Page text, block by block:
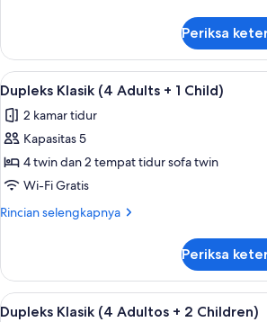
1
Child)
Dupleks
Klasik
(3
Adults
+
Periksa
Lihat
semua
foto
untuk
Dupleks
Klasik
(4
1
Child)
9
Dupleks Klasik (4 Adults + 1 Child)
2 kamar tidur
Kapasitas 5
4 twin dan 2 tempat tidur sofa twin
Wi-Fi Gratis
Rincian selengkapnya
Rincian
Dupleks
Klasik
(4
Periksa
Lihat
9
Dupleks Klasik (4 Adultos + 2 Children)